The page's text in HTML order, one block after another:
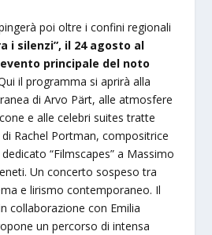
poi oltre i confini regionali
i silenzi”, il 24 agosto al
principale del noto
il programma si aprirà alla
di Arvo Pärt, alle atmosfere
e alle celebri suites tratte
Rachel Portman, compositrice
“Filmscapes” a Massimo
Un concerto sospeso tra
e lirismo contemporaneo. Il
collaborazione con Emilia
un percorso di intensa